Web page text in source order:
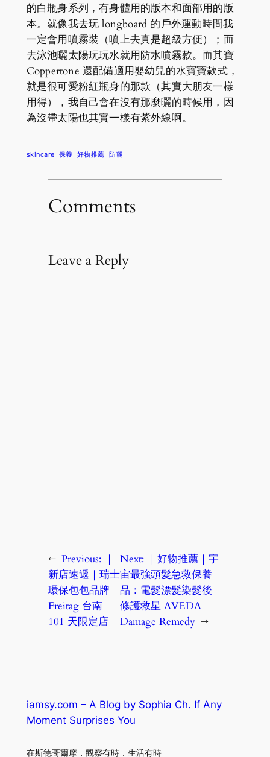
的白瓶身系列，有身體用的版本和面部用的版
本。就像我去玩 longboard 的戶外運動時間我
一定會用噴霧裝（噴上去真是超級方便）；而
去泳池曬太陽玩玩水就用防水噴霧款。而其寶
Coppertone 還配備適用嬰幼兒的水寶寶款式，
就是很可愛粉紅瓶身的那款（其實大朋友一樣
用得），我自己會在沒有那麼曬的時候用，因
為沒帶太陽也其實一樣有紫外線啊。
skincare 保養 好物推薦 防曬
Comments
Leave a Reply
← Previous: ｜
新店速遞｜瑞士
環保包包品牌
Freitag 台南
101 天限定店
Next: ｜好物推薦｜宇
宙最強頭髮急救保養
品：電髮漂髮染髮後
修護救星 AVEDA
Damage Remedy →
iamsy.com – A Blog by Sophia Ch. If Any
Moment Surprises You
在斯德哥爾摩．觀察有時．生活有時